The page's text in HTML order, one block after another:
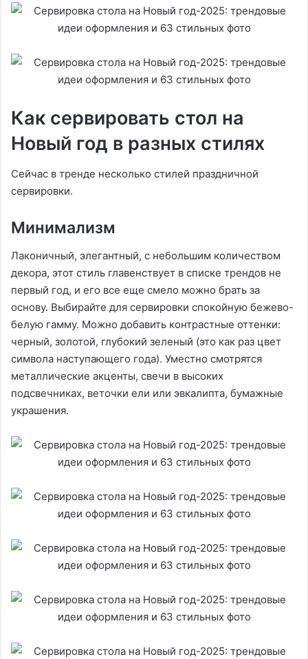
Как сервировать стол на
Новый год в разных стилях
Сейчас в тренде несколько стилей праздничной
сервировки.
Минимализм
Лаконичный, элегантный, с небольшим количеством
декора, этот стиль главенствует в списке трендов не
первый год, и его все еще смело можно брать за
основу. Выбирайте для сервировки спокойную бежево-
белую гамму. Можно добавить контрастные оттенки:
черный, золотой, глубокий зеленый (это как раз цвет
символа наступающего года). Уместно смотрятся
металлические акценты, свечи в высоких
подсвечниках, веточки ели или эвкалипта, бумажные
украшения.